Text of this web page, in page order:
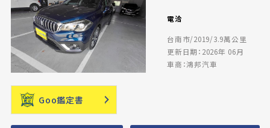
電洽
台南市/2019/3.9萬公里
更新日期：2026年 06月
車商：鴻邦汽車
Goo鑑定書